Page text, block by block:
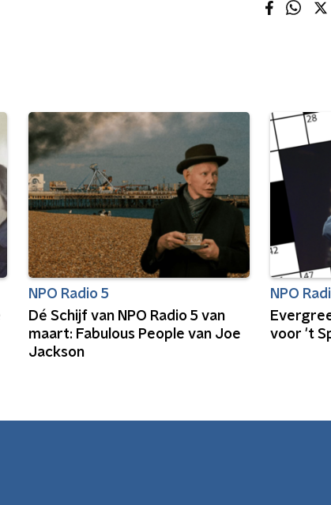
NPO Radio 5
Dé Schijf van NPO Radio 5 van
maart: Fabulous People van Joe
Jackson
NPO
voor 't